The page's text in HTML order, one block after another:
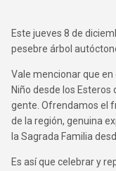
Este jueves 8 de
pesebre árbol
Vale mencionar que
Niño desde los Esteros
gente. Ofrendamos el
de la región, genuina
la Sagrada Familia
Es así que celebrar y